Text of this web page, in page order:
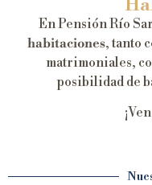
En Pensión Río
habitaciones, tanto
matrimoniales,
posibilidad de